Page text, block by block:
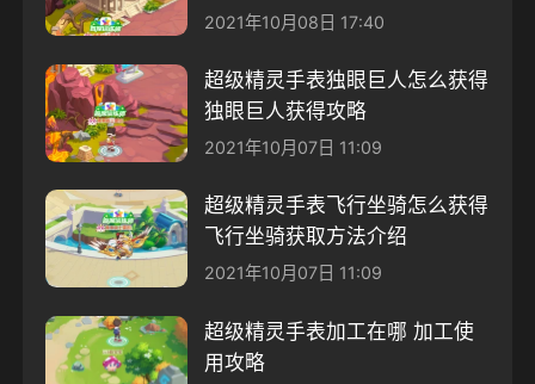
2021年10月08日 17:40
超级精灵手表独眼巨人怎么获得
独眼巨人获得攻略
2021年10月07日 11:09
超级精灵手表飞行坐骑怎么获得
飞行坐骑获取方法介绍
2021年10月07日 11:09
超级精灵手表加工在哪 加工使
用攻略